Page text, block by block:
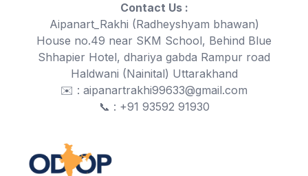
Contact Us :
Aipanart_Rakhi (Radheyshyam bhawan)
House no.49 near SKM School, Behind Blue
Shhapier Hotel, dhariya gabda Rampur road
Haldwani (Nainital) Uttarakhand
✉️ : aipanartrakhi99633@gmail.com
📞 : +91 93592 91930